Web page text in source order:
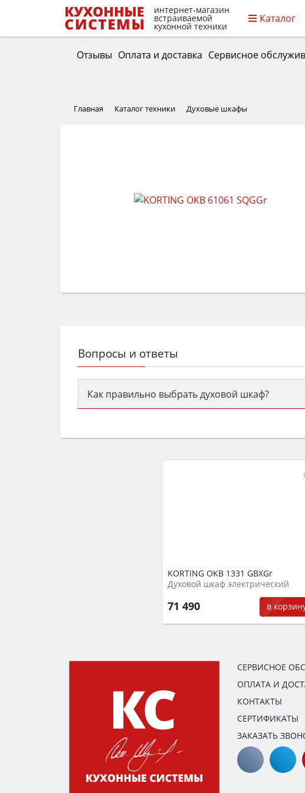
интернет-магазин
встраиваемой
кухонной техники
Каталог
Отзывы Оплата и доставка Сервисное
Главная Каталог техники Духовые шкафы
Вопросы и ответы
Как правильно выбрать духовой шкаф?
семьи, класс энергопотребления не ниже A и
KORTING OKB 1331 GBXGr
Духовой шкаф электрический
71 490 в
СЕРВИСНОЕ
ОПЛАТА И
КОНТАКТЫ
СЕРТИФИКАТЫ
ЗАКАЗАТЬ